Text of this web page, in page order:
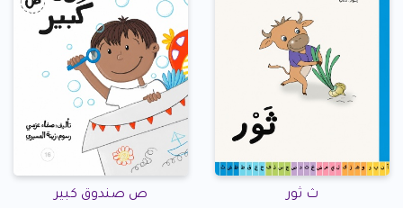
ث ثور ص صندوق كبير